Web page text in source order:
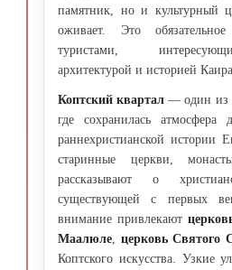
памятник, но и культурный
оживает. Это
туристами,
архитектурой и историей Каира.
Коптский квартал — один из
где сохранилась атмосфера
раннехристианской истории
старинные церкви,
рассказывают о
существующей с первых
внимание привлекают
Маалюле
церковь Святого
Коптского искусства. Узкие